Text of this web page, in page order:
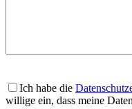
Ich habe die
willige ein, dass meine